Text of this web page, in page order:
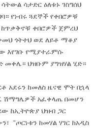
ሳታድር ዕለቱኑ ገስግሰህ
የነብሩ ጓደኞች የቀበሮዎቹ
ቀበሮዎች ጀምረህ
ጎትተህ ወደ ለይቶ ማቆያ
እየገቡ የሚያተራምሱ
መቀሌ። ህዝቡም ያግዝሃል ሂድ።
አደሩን ከመለስ ዜናዊ ሞት በኋላ
ሽማግሌዎች አፈቀላጤ በመሆን
ከኢትዮጵያ ህዝብ ጋር
“ጦርነቱን ከመሃል ሃገር ከአዲስ